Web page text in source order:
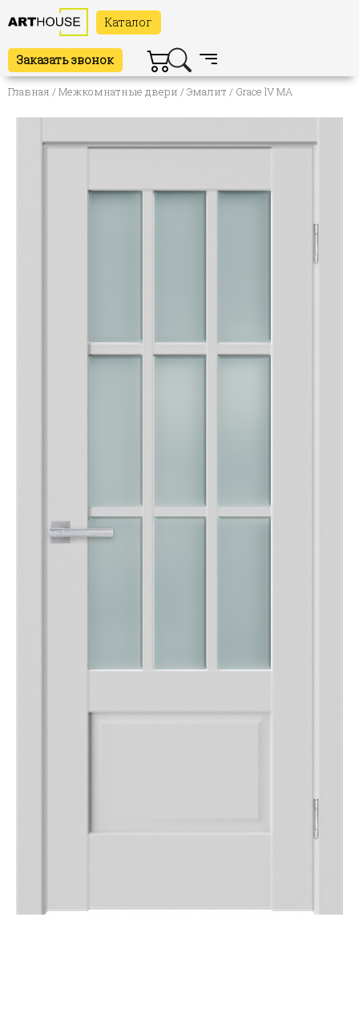
Каталог
Заказать звонок
Главная /Межкомнатные двери /Эмалит / Grace lV MA